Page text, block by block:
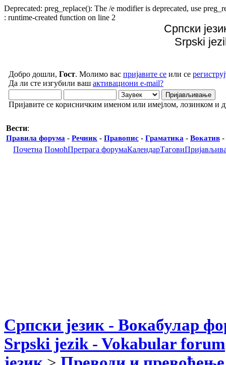
Deprecated: preg_replace(): The /e modifier is deprecated, use
: runtime-created function on line 2
Српски
Srpski
Добро дошли, Гост. Молимо вас пријавите се или се
Да ли сте изгубили ваш активациони e-mail?
Пријавите се корисничким именом или имејлом, лозинком и
Вести:
Правила форума - Речник - Правопис - Граматика - Вокатив -
Почетна ПомоћПретрага форумаКалендарТагови
Српски језик - Вокабулар
Srpski jezik - Vokabular forum